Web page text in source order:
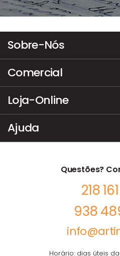
Sobre-Nós
Comercial
Loja-Online
Ajuda
Questões?
218
938
Horário: dias úteis